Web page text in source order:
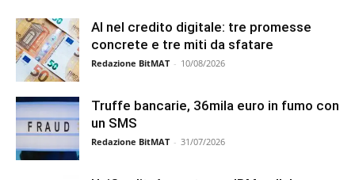
AI nel credito digitale: tre promesse
concrete e tre miti da sfatare
Redazione BitMAT - 10/08/2026
Truffe bancarie, 36mila euro in fumo con
un SMS
Redazione BitMAT - 31/07/2026